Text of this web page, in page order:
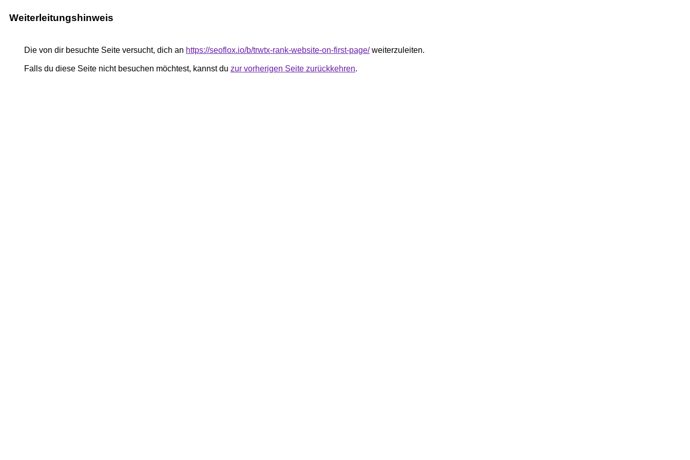
Weiterleitungshinweis
Die von dir besuchte Seite versucht, dich an https://seoflox.io/b/trwtx-rank-website-on-first-page/weiterzuleiten.
Falls du diese Seite nicht besuchen möchtest, kannst du zur vorherigen Seite zurückkehren.